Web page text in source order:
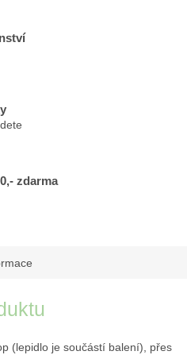
zdarma
(lepidlo je součástí balení), přes